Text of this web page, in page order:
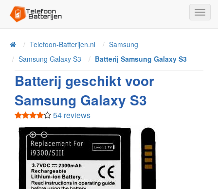
HomeTelefoon-Batterijen.nl
Samsung
Samsung Galaxy S3
Batterij Samsung Galaxy S3
Batterij geschikt voor
Samsung Galaxy S3
54 reviews